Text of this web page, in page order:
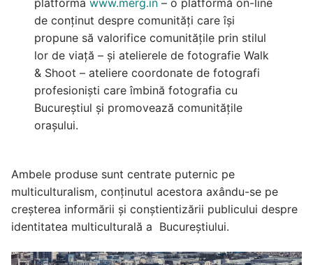
platformawww.merg.in – o platformă on-line
de conținut despre comunități care își
propune să valorifice comunitățile prin stilul
lor de viață – și atelierele de fotografie Walk
& Shoot – ateliere coordonate de fotografi
profesioniști care îmbină fotografia cu
Bucureștiul și promovează comunitățile
orașului.
Ambele produse sunt centrate puternic pe
multiculturalism, conținutul acestora axându-se pe
creșterea informării și conștientizării publicului despre
identitatea multiculturală a Bucureștiului.